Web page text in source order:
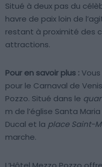
Situé à deux pas du
havre de paix loin de
restant à proximité des
attractions.
Pour en savoir plus :
pour le Carnaval de
Pozzo. Situé dans le
m de l’église Santa
Ducal et la place Saint-
marche.